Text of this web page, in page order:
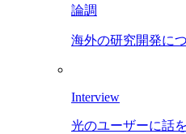
論調
海外の研究開発に
Interview
光のユーザーに話